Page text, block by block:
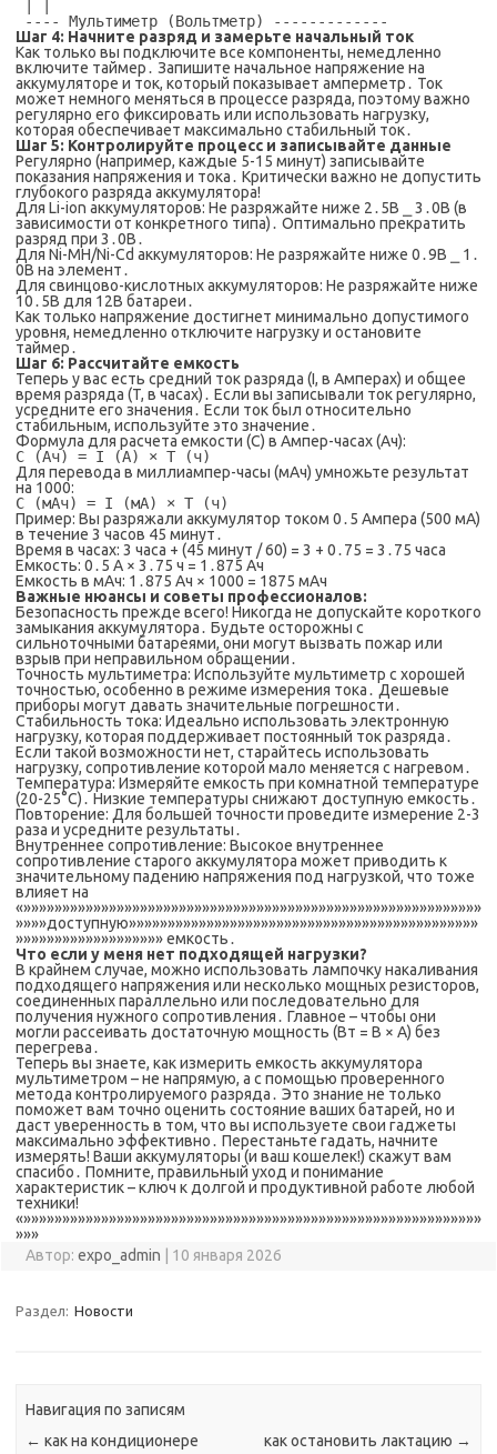
Шаг 4: Начните разряд и замерьте начальный ток
Как только вы подключите все компоненты, немедленно
включите таймер․ Запишите начальное напряжение на
аккумуляторе и ток, который показывает амперметр․ Ток
может немного меняться в процессе разряда, поэтому важно
регулярно его фиксировать или использовать нагрузку,
которая обеспечивает максимально стабильный ток․
Шаг 5: Контролируйте процесс и записывайте данные
Регулярно (например, каждые 5-15 минут) записывайте
показания напряжения и тока․ Критически важно не допустить
глубокого разряда аккумулятора!
Для Li-ion аккумуляторов: Не разряжайте ниже 2․5В ⎯ 3․0В (в
зависимости от конкретного типа)․ Оптимально прекратить
разряд при 3․0В․
Для Ni-MH/Ni-Cd аккумуляторов: Не разряжайте ниже 0․9В ⎯ 1․
0В на элемент․
Для свинцово-кислотных аккумуляторов: Не разряжайте ниже
10․5В для 12В батареи․
Как только напряжение достигнет минимально допустимого
уровня, немедленно отключите нагрузку и остановите
таймер․
Шаг 6: Рассчитайте емкость
Теперь у вас есть средний ток разряда (I, в Амперах) и общее
время разряда (T, в часах)․ Если вы записывали ток регулярно,
усредните его значения․ Если ток был относительно
стабильным, используйте это значение․
Формула для расчета емкости (C) в Ампер-часах (Ач):
C (Ач) = I (А) × T (ч)
Для перевода в миллиампер-часы (мАч) умножьте результат
на 1000:
C (мАч) = I (мА) × T (ч)
Пример: Вы разряжали аккумулятор током 0․5 Ампера (500 мА)
в течение 3 часов 45 минут․
Время в часах: 3 часа + (45 минут / 60) = 3 + 0․75 = 3․75 часа
Емкость: 0․5 А × 3․75 ч = 1․875 Ач
Емкость в мАч: 1․875 Ач × 1000 = 1875 мАч
Важные нюансы и советы профессионалов:
Безопасность прежде всего! Никогда не допускайте короткого
замыкания аккумулятора․ Будьте осторожны с
сильноточными батареями, они могут вызвать пожар или
взрыв при неправильном обращении․
Точность мультиметра: Используйте мультиметр с хорошей
точностью, особенно в режиме измерения тока․ Дешевые
приборы могут давать значительные погрешности․
Стабильность тока: Идеально использовать электронную
нагрузку, которая поддерживает постоянный ток разряда․
Если такой возможности нет, старайтесь использовать
нагрузку, сопротивление которой мало меняется с нагревом․
Температура: Измеряйте емкость при комнатной температуре
(20-25°C)․ Низкие температуры снижают доступную емкость․
Повторение: Для большей точности проведите измерение 2-3
раза и усредните результаты․
Внутреннее сопротивление: Высокое внутреннее
сопротивление старого аккумулятора может приводить к
значительному падению напряжения под нагрузкой, что тоже
влияет на
«»»»»»»»»»»»»»»»»»»»»»»»»»»»»»»»»»»»»»»»»»»»»»»»»»»»»»»»»»»»
»»»»доступную»»»»»»»»»»»»»»»»»»»»»»»»»»»»»»»»»»»»»»»»»»»»»
»»»»»»»»»»»»»»»»»»» емкость․
Что если у меня нет подходящей нагрузки?
В крайнем случае, можно использовать лампочку накаливания
подходящего напряжения или несколько мощных резисторов,
соединенных параллельно или последовательно для
получения нужного сопротивления․ Главное – чтобы они
могли рассеивать достаточную мощность (Вт = В × А) без
перегрева․
Теперь вы знаете, как измерить емкость аккумулятора
мультиметром – не напрямую, а с помощью проверенного
метода контролируемого разряда․ Это знание не только
поможет вам точно оценить состояние ваших батарей, но и
даст уверенность в том, что вы используете свои гаджеты
максимально эффективно․ Перестаньте гадать, начните
измерять! Ваши аккумуляторы (и ваш кошелек!) скажут вам
спасибо․ Помните, правильный уход и понимание
характеристик – ключ к долгой и продуктивной работе любой
техники!
«»»»»»»»»»»»»»»»»»»»»»»»»»»»»»»»»»»»»»»»»»»»»»»»»»»»»»»»»»»»
»»»
Автор: expo_admin 10 января 2026
Раздел: Новости
Навигация по записям
← как на кондиционере как остановить лактацию →